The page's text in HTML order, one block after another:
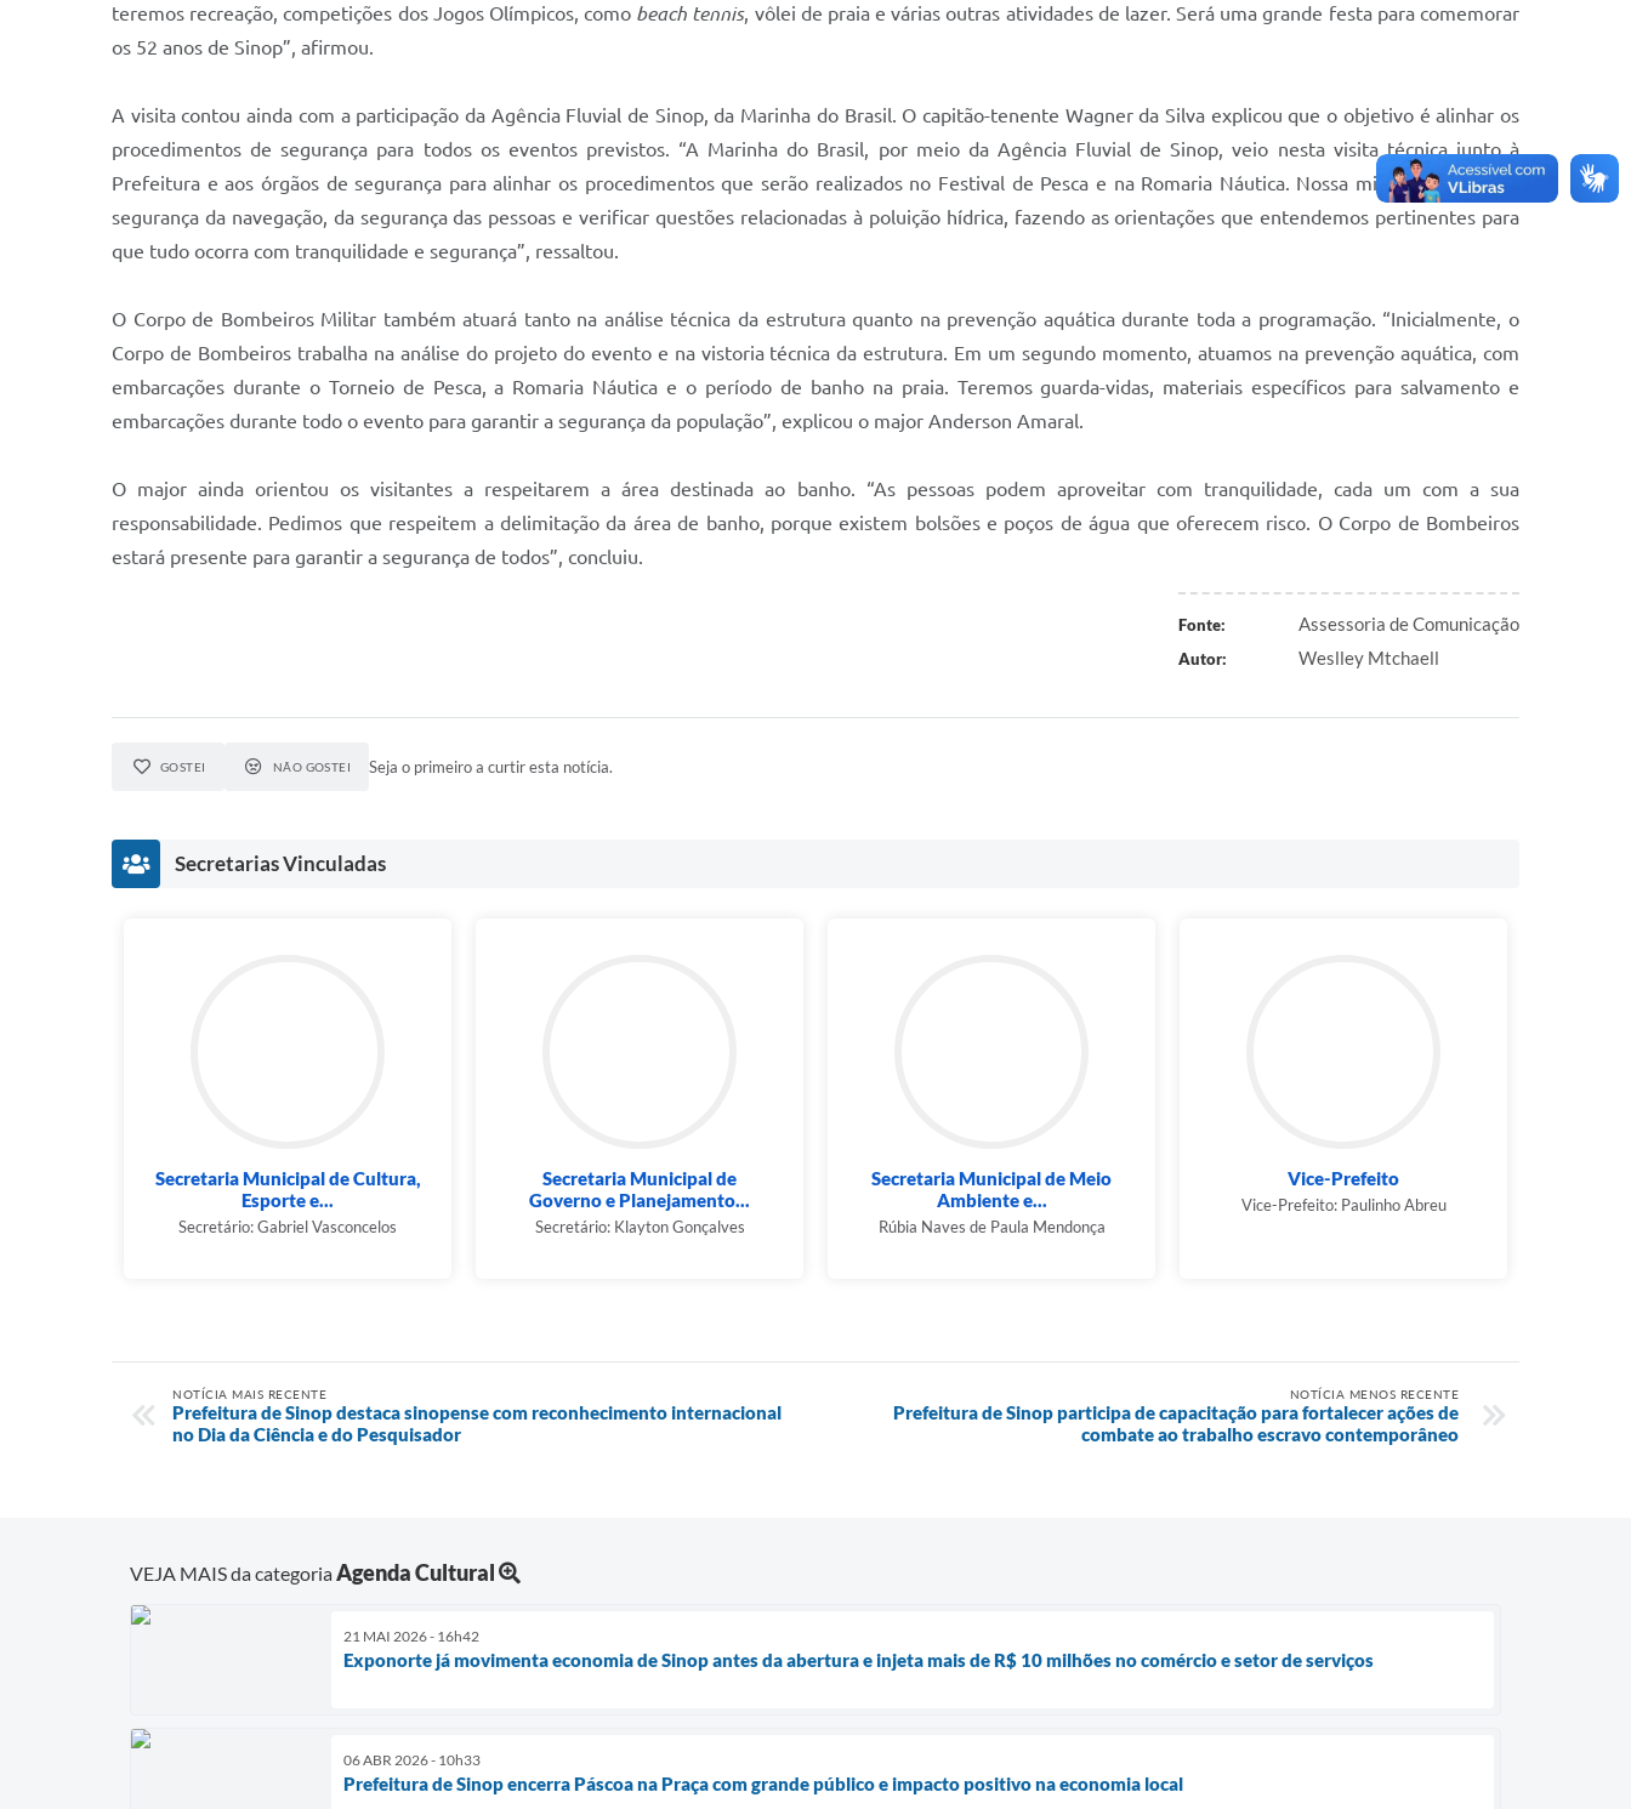
teremos recreação, competições dos Jogos Olímpicos, como beach tennis, vôlei de praia e várias outras atividades de lazer. Será uma grande festa para comemorar
os 52 anos de Sinop”, afirmou.
A visita contou ainda com a participação da Agência Fluvial de Sinop, da Marinha do Brasil. O capitão-tenente Wagner da Silva explicou que o objetivo é alinhar os
procedimentos de segurança para todos os eventos previstos. “A Marinha do Brasil, por meio da Agência Fluvial de Sinop, veio nesta visita técnica junto à
Prefeitura e aos órgãos de segurança para alinhar os procedimentos que serão realizados no Festival de Pesca e na Romaria Náutica. Nossa missão é cuidar da
segurança da navegação, da segurança das pessoas e verificar questões relacionadas à poluição hídrica, fazendo as orientações que entendemos pertinentes para
que tudo ocorra com tranquilidade e segurança”, ressaltou.
O Corpo de Bombeiros Militar também atuará tanto na análise técnica da estrutura quanto na prevenção aquática durante toda a programação. “Inicialmente, o
Corpo de Bombeiros trabalha na análise do projeto do evento e na vistoria técnica da estrutura. Em um segundo momento, atuamos na prevenção aquática, com
embarcações durante o Torneio de Pesca, a Romaria Náutica e o período de banho na praia. Teremos guarda-vidas, materiais específicos para salvamento e
embarcações durante todo o evento para garantir a segurança da população”, explicou o major Anderson Amaral.
O major ainda orientou os visitantes a respeitarem a área destinada ao banho. “As pessoas podem aproveitar com tranquilidade, cada um com a sua
responsabilidade. Pedimos que respeitem a delimitação da área de banho, porque existem bolsões e poços de água que oferecem risco. O Corpo de Bombeiros
estará presente para garantir a segurança de todos”, concluiu.
Fonte: Assessoria de Comunicação
Autor: Weslley Mtchaell
GOSTEI NÃO GOSTEI Seja o primeiro a curtir esta notícia.
Secretarias Vinculadas
Secretaria Municipal de Cultura,
Esporte e...
Secretário: Gabriel Vasconcelos
Secretaria Municipal de
Governo e Planejamento...
Secretário: Klayton Gonçalves
Secretaria Municipal de Meio
Ambiente e...
Rúbia Naves de Paula Mendonça
Vice-Prefeito
Vice-Prefeito: Paulinho Abreu
NOTÍCIA MAIS RECENTE
Prefeitura de Sinop destaca sinopense com reconhecimento internacional
no Dia da Ciência e do Pesquisador
NOTÍCIA MENOS RECENTE
Prefeitura de Sinop participa de capacitação para fortalecer ações de
combate ao trabalho escravo contemporâneo
VEJA MAIS da categoriaAgenda Cultural
21 MAI 2026 - 16h42
Exponorte já movimenta economia de Sinop antes da abertura e injeta mais de R$ 10 milhões no comércio e setor de serviços
06 ABR 2026 - 10h33
Prefeitura de Sinop encerra Páscoa na Praça com grande público e impacto positivo na economia local